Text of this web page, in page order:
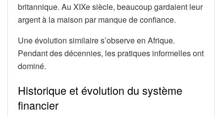
britannique. Au XIXe siècle, beaucoup gardaient leur
argent à la maison par manque de confiance.
Une évolution similaire s’observe en Afrique.
Pendant des décennies, les pratiques informelles ont
dominé.
Historique et évolution du système
financier